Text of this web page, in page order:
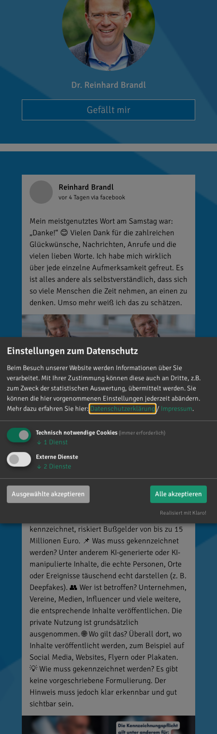
Dr. Reinhard Brandl
Gefällt mir
Reinhard Brandl
vor 4 Tagen via facebook
Mein meistgenutztes Wort am Samstag war:
„Danke!“ 😊 Vielen Dank für die zahlreichen
Glückwünsche, Nachrichten, Anrufe und die
vielen lieben Worte. Ich habe mich wirklich
über jede einzelne Aufmerksamkeit gefreut. Es
ist alles andere als selbstverständlich, dass sich
so viele Menschen die Zeit nehmen, an einen zu
denken. Umso mehr weiß ich das zu schätzen.
vor 5 Tagenvia facebook
🚨 Neues EU-Gesetz seit dem 2. August! Ab
sofort gelten neue Vorschriften für die
Wichtig zu wissen: Wer
kennzeichnungspflichtige KI-Inhalte
veröffentlicht und diese nicht entsprechend
kennzeichnet, riskiert Bußgelder von bis zu 15
Millionen Euro. 📌 Was muss gekennzeichnet
werden? Unter anderem KI-generierte oder KI-
manipulierte Inhalte, die echte Personen, Orte
oder Ereignisse täuschend echt darstellen (z. B.
Deepfakes). 👥 Wer ist betroffen? Unternehmen,
Vereine, Medien, Influencer und viele weitere,
die entsprechende Inhalte veröffentlichen. Die
private Nutzung ist grundsätzlich
ausgenommen. 🌐 Wo gilt das? Überall dort, wo
Inhalte veröffentlicht werden, zum Beispiel auf
Social Media, Websites, Flyern oder Plakaten.
💡 Wie muss gekennzeichnet werden? Es gibt
keine vorgeschriebene Formulierung. Der
Hinweis muss jedoch klar erkennbar und gut
sichtbar sein.
Einstellungen zum Datenschutz
Beim Besuch unserer Website werden Informationen über Sie
verarbeitet. Mit Ihrer Zustimmung können diese auch an Dritte, z.B.
zum Zweck der statistischen Auswertung, übermittelt werden. Sie
können die hier vorgenommenen Einstellungen jederzeit abändern.
Mehr dazu erfahren Sie hier: Datenschutzerklärung / Impressum.
Technisch notwendige Cookies (immer erforderlich)
↓ 1 Dienst
Externe Dienste
↓ 2 Dienste
Ausgewählte akzeptieren Alle akzeptieren
Realisiert mit Klaro!